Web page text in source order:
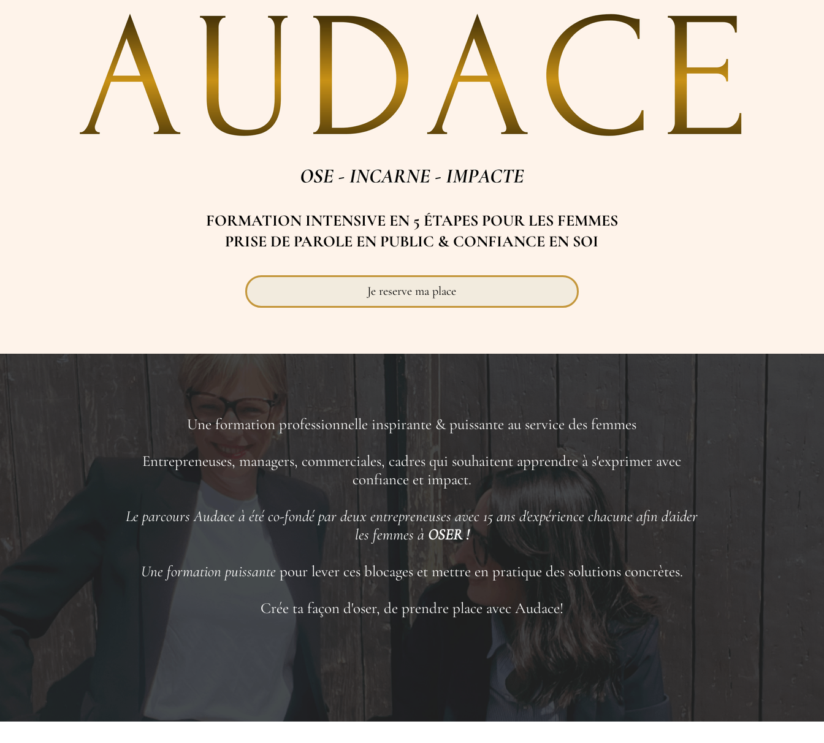
FORMATION INTENSIVE EN 5 ÉTAPES POUR LES FEMMES
PRISE DE PAROLE EN PUBLIC & CONFIANCE EN SOI
Je reserve ma place
Une formation professionnelle inspirante & puissante au service des femmes
Entrepreneuses, managers, commerciales, cadres qui souhaitent apprendre à s'exprimer avec
confiance et impact.
Le parcours Audace à été co-fondé par deux entrepreneuses avec 15 ans d'expérience chacune afin d'aider
les femmes àOSER !
Une formation puissante pour lever ces blocages et mettre en pratique des solutions concrètes.
Crée ta façon d'oser, de prendre place avec Audace!